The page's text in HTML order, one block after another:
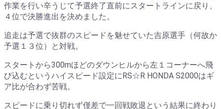
作業を行い辛うじて予選終了直前にスタートラインに戻り、
４位で決勝進出を決めました。
追走は予選で抜群のスピードを魅せていた吉原選手（何故か
予選１３位）と対戦。
スタートから300mほどのダウンヒルから左１コーナーへ飛
び込むというハイスピード設定にRS☆R HONDA S2000はギ
ア比が合わず苦戦。
スピードに乗り切れず僅差で一回戦敗退という結果に終わり